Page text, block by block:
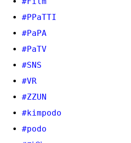
#PPaTTI
#PaPA
#PaTV
#SNS
#VR
#ZZUN
#kimpodo
#podo